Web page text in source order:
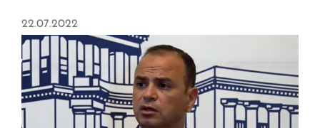
22.07.2022